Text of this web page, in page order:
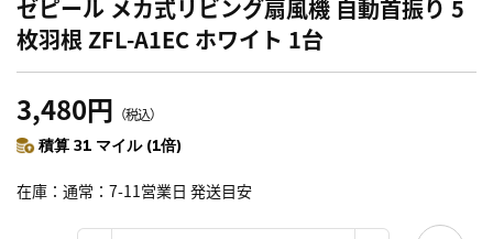
ゼピール メカ式リビング扇風機 自動首振り 5
枚羽根 ZFL-A1EC ホワイト 1台
3,480円 （税込）
積算 31 マイル (1倍)
在庫 通常：7-11営業日 発送目安